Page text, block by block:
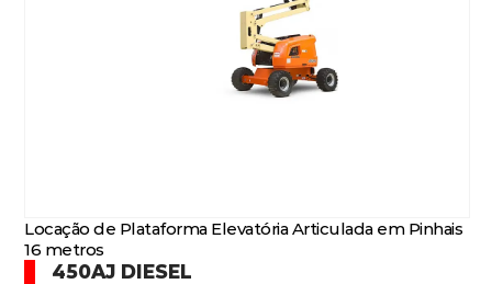
Locação de Plataforma Elevatória Articulada em Pinhais
16 metros
450AJ DIESEL